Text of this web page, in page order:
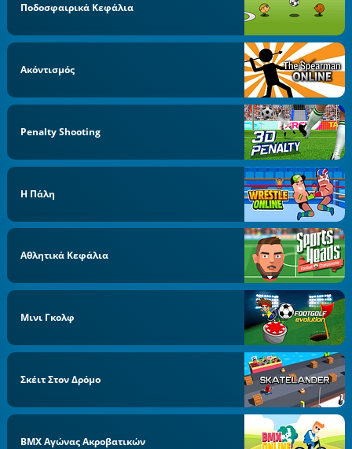
Ποδοσφαιρικά Κεφάλια
Ακόντισμός
Penalty Shooting
Η Πάλη
Αθλητικά Κεφάλια
Μινι Γκολφ
Σκέιτ Στον Δρόμο
BMX Αγώνας Ακροβατικών